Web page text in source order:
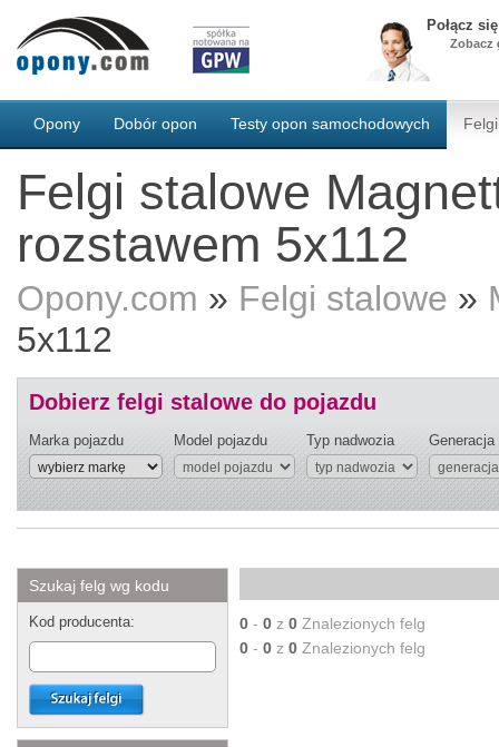
Połącz
Zobacz
Opony Dobór opon Testy opon samochodowych
Felgi stalowe
rozstawem 5x112
Opony.com » Felgi stalowe »
5x112
Dobierz felgi stalowe do pojazdu
Marka pojazdu Model pojazdu Typ nadwozia Generacja
Szukaj felg wg kodu
Kod producenta: 0 - 0 z 0 Znalezionych felg
0 - 0 z 0 Znalezionych felg